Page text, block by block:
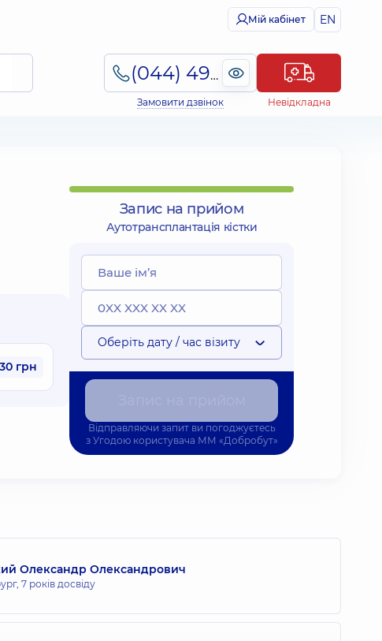
Мій кабінет EN
(044) 495-2-888
Замовити дзвінок Невідкладна
грн
Запис на прийом
Аутотрансплантація кістки
Оберіть дату / час візиту
Відправляючи запит ви погоджуєтесь
з Угодою користувача ММ «Добробут»
Олександр Олександрович
7 років досвіду